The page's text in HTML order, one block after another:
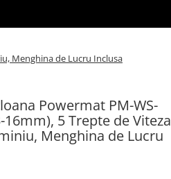
Menghina de Lucru Inclusa
Powermat PM-WS-
5 Trepte de Viteza
Menghina de Lucru